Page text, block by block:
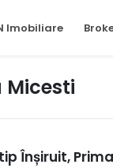
Imobiliare
Micesti
Înșiruit,